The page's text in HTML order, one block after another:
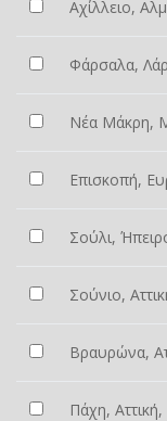
Αχίλλειο,
Φάρσαλα,
Νέα Μάκρη,
Επισκοπή,
Σούλι,
Σούνιο,
Βραυρώνα,
Πάχη,